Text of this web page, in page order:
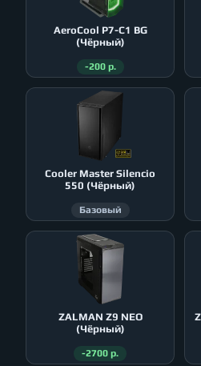
AeroСool P7-C1 BG
(Чёрный)
-200 р.
Cooler Master Silencio
550 (Чёрный)
Базовый
ZALMAN Z9 NEO
(Чёрный)
-2700 р.